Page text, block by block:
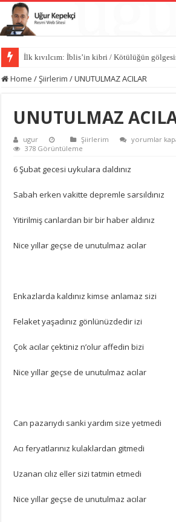
İlk kıvılcım: İblis’in kibri / Kötülüğün
Kötülüğün anatomisi / Kötülüğün gölgesinde
Home /Şiirlerim /UNUTULMAZ ACILAR
UNUTULMAZ
ugur Şiirlerim
UNUTULMAZ
yorumlar
378 Görüntüleme
6 Şubat gecesi uykulara daldınız
Sabah erken vakitte depremle sarsıldınız
Yitirilmiş canlardan bir bir haber aldınız
Nice yıllar geçse de unutulmaz acılar
Enkazlarda kaldınız kimse anlamaz sizi
Felaket yaşadınız gönlünüzdedir izi
Çok acılar çektiniz n’olur affedin bizi
Nice yıllar geçse de unutulmaz acılar
Can pazarıydı sanki yardım size yetmedi
Acı feryatlarınız kulaklardan gitmedi
Uzanan cılız eller sizi tatmin etmedi
Nice yıllar geçse de unutulmaz acılar